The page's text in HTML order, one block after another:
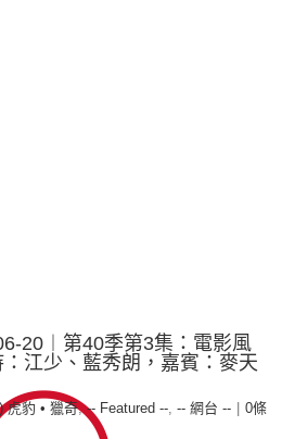
20︱第40季第3集：電影風
江少、藍秀朗，嘉賓：麥天
虎豹 • 獵奇,-- Featured --, -- 網台 --
0條